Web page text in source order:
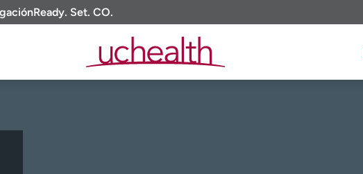
Ready. Set. CO.